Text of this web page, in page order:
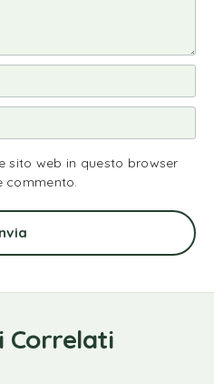
sito web in questo browser
commento.
Correlati